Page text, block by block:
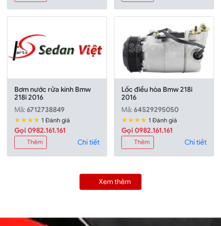
Bơm nước rửa kính Bmw
218i 2016
Mã:6712738849
★★★★ 1 Đánh giá
Gọi 0982.161.161
Thêm Chi tiết
Lốc điều hòa Bmw 218i
2016
Mã:64529295050
★★★★ 1 Đánh giá
Gọi 0982.161.161
Thêm Chi tiết
Xem thêm